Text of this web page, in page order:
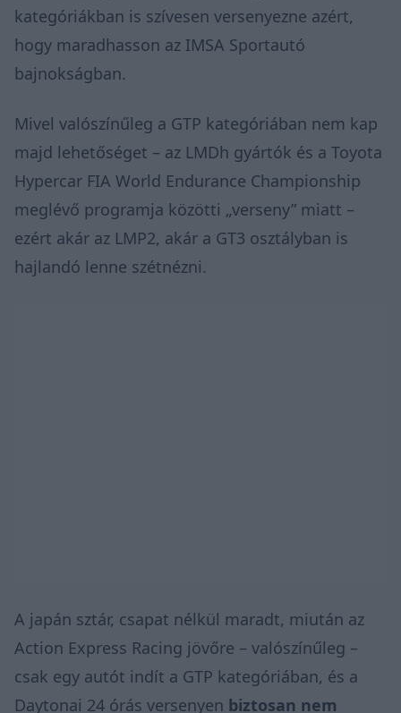
kategóriákban is szívesen versenyezne azért,
hogy maradhasson az IMSA Sportautó
bajnokságban.
Mivel valószínűleg a GTP kategóriában nem kap
majd lehetőséget – az LMDh gyártók és a Toyota
Hypercar FIA World Endurance Championship
meglévő programja közötti „verseny” miatt –
ezért akár az LMP2, akár a GT3 osztályban is
hajlandó lenne szétnézni.
A japán sztár, csapat nélkül maradt, miután az
Action Express Racing jövőre – valószínűleg –
csak egy autót indít a GTP kategóriában, és a
Daytonai 24 órás versenyen biztosan nem